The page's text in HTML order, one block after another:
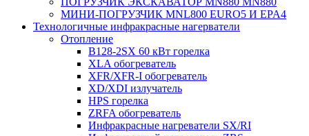
МИНИ-ПОГРУЗЧИК MNL800 EURO5 И EPA4
Технологичные инфракрасные нагерватели
Отопление
B128-2SX 60 кВт горелка
XLA обогреватель
XFR/XFR-I обогреватель
XD/XDI излучатель
HPS горелка
ZRFA обогреватель
Инфракрасные нагреватели SX/RI